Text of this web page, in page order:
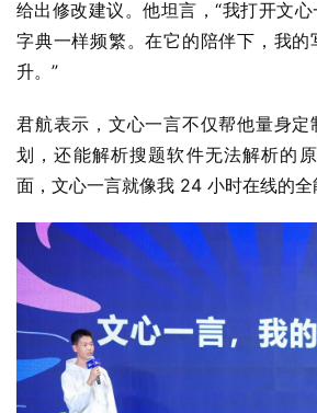
给出修改建议。他坦言，“我打开文
字典一样频繁。在它的陪伴下，我的
升。”
君航表示，文心一言不仅帮他量身
划，还能解析搜题软件无法解析的
面，文心一言就像我 24 小时在线的全